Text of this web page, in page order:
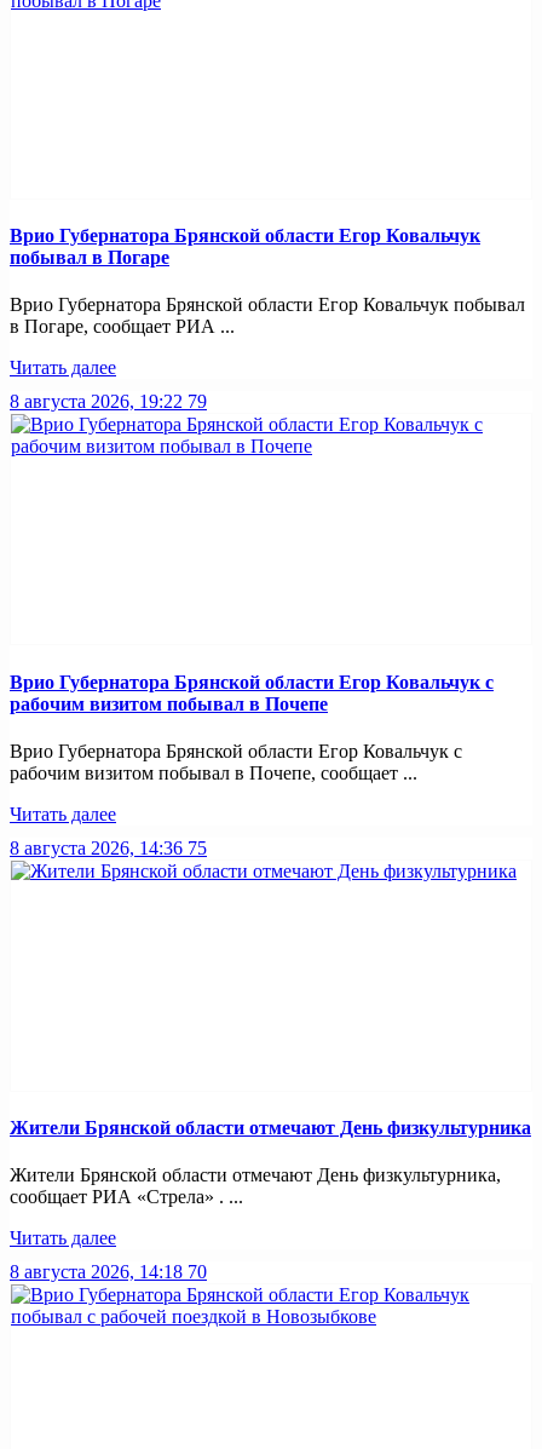
Врио Губернатора Брянской области Егор Ковальчук
побывал в Погаре
Врио Губернатора Брянской области Егор Ковальчук побывал
в Погаре, сообщает РИА ...
Читать далее
8 августа 2026, 19:22 79
Врио Губернатора Брянской области Егор Ковальчук с
рабочим визитом побывал в Почепе
Врио Губернатора Брянской области Егор Ковальчук с
рабочим визитом побывал в Почепе, сообщает ...
Читать далее
8 августа 2026, 14:36 75
Жители Брянской области отмечают День физкультурника
Жители Брянской области отмечают День физкультурника,
сообщает РИА «Стрела» . ...
Читать далее
8 августа 2026, 14:18 70